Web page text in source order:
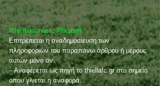
#thiellarafinasfc #football
Επιτρέπεται η αναδημοσίευση των
πληροφοριών του παραπάνω άρθρου ή μέρους
αυτών μόνο αν:
– Αναφέρεται ως πηγή το thiellafc.gr στο σημείο
όπου γίνεται η αναφορά.